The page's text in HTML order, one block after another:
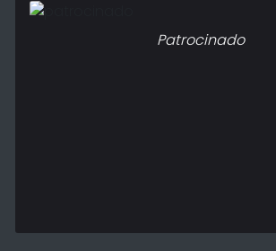
Patrocinado